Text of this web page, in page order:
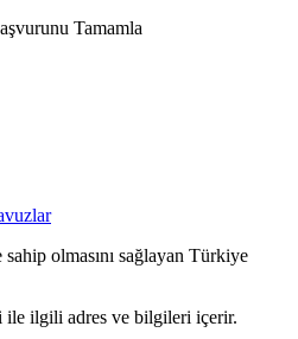
Tamamla
olmasını sağlayan Türkiye
ilgili adres ve bilgileri içerir.